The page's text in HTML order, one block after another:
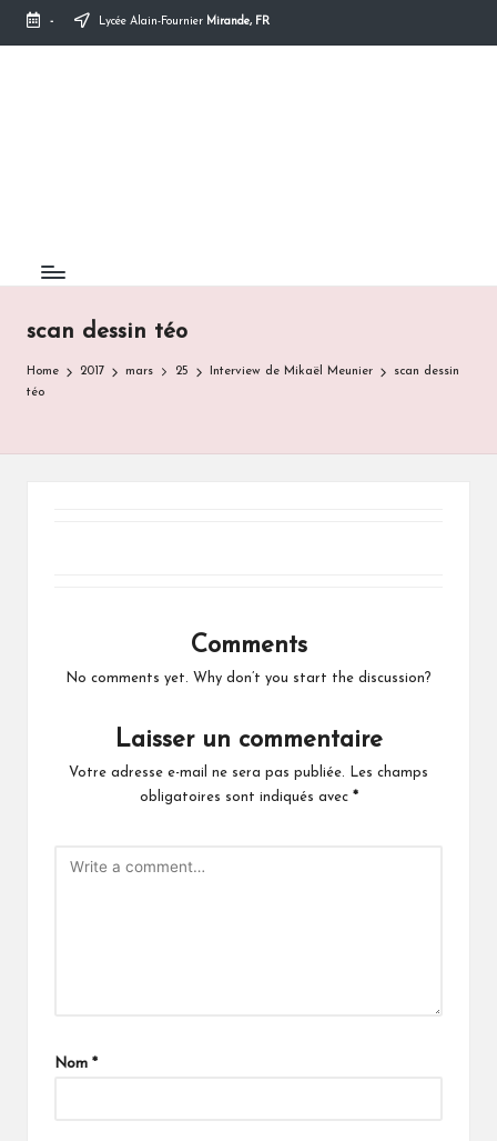
Skip
- Lycée Alain-Fournier Mirande, FR
scan dessin téo
Home 2017 mars 25 Interview de Mikaël Meunier
scan dessin
téo
Comments
No comments yet. Why don’t you start the discussion?
Laisser un commentaire
Votre adresse e-mail ne sera pas publiée.
Les champs
obligatoires sont indiqués avec *
Nom *